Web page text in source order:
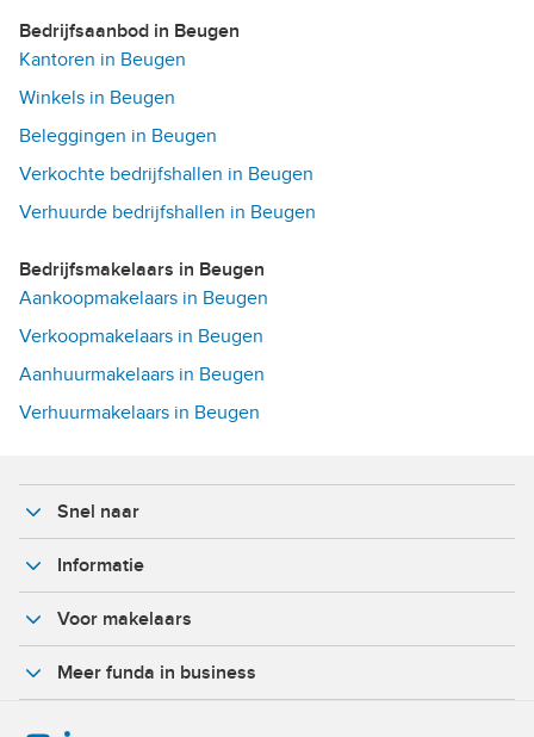
Bedrijfsaanbod in Beugen
Kantoren in Beugen
Winkels in Beugen
Beleggingen in Beugen
Verkochte bedrijfshallen in Beugen
Verhuurde bedrijfshallen in Beugen
Bedrijfsmakelaars in Beugen
Aankoopmakelaars in Beugen
Verkoopmakelaars in Beugen
Aanhuurmakelaars in Beugen
Verhuurmakelaars in Beugen
Snel naar
Informatie
Voor makelaars
Meer funda in business